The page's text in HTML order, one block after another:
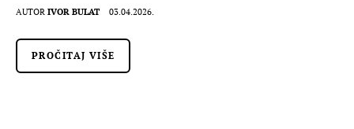
AUTOR IVOR BULAT 03.04.2026.
PROČITAJ VIŠE